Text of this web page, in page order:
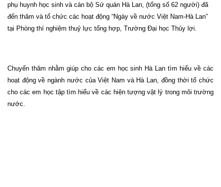
phụ huynh học sinh và cán bộ Sứ quán Hà Lan, (tổng số 62 người) đã
đến thăm và tổ chức các hoạt động “Ngày về nước Việt Nam-Hà Lan”
tại Phòng thí nghiệm thuỷ lực tổng hợp, Trường Đại học Thủy lợi.
Chuyến thăm nhằm giúp cho các em học sinh Hà Lan tìm hiểu về các
hoạt động về ngành nước của Việt Nam và Hà Lan, đồng thời tổ chức
cho các em học tập tìm hiểu về các hiện tượng vật lý trong môi trường
nước.